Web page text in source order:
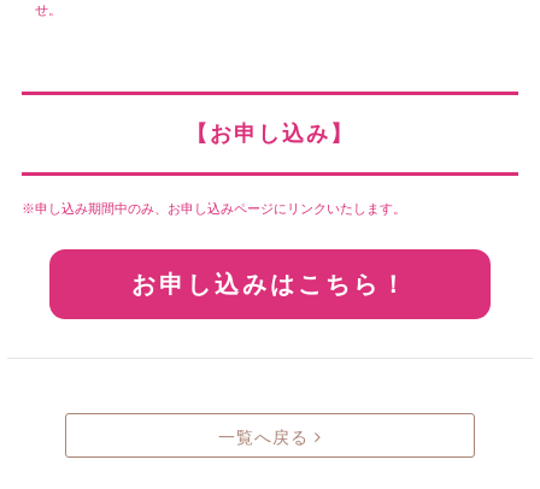
せ。
【お申し込み】
申し込み期間中のみ、お申し込みページにリンクいたします。
お申し込みはこちら！
一覧へ戻る